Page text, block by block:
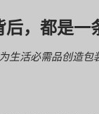
，都是一
为生活必需品创造包